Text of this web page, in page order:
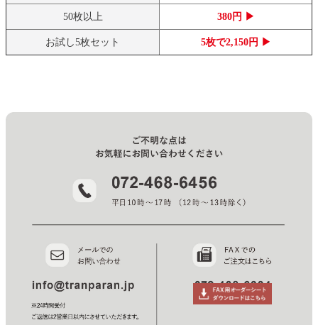
50枚以上 380円 ▶
お試し5枚セット 5枚で2,150円 ▶